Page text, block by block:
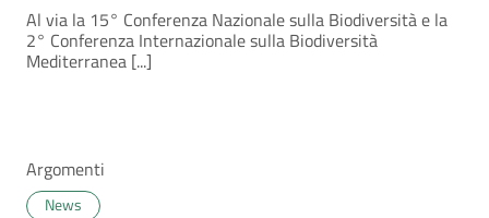
Al via la 15° Conferenza Nazionale sulla Biodiversità e la
2° Conferenza Internazionale sulla Biodiversità
Mediterranea [...]
Argomenti
News